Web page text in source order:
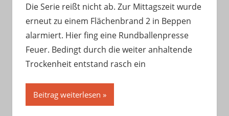
Die Serie reißt nicht ab. Zur Mittagszeit wurde
erneut zu einem Flächenbrand 2 in Beppen
alarmiert. Hier fing eine Rundballenpresse
Feuer. Bedingt durch die weiter anhaltende
Trockenheit entstand rasch ein
Beitrag weiterlesen